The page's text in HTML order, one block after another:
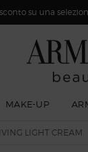
su una
MAKE-UP
LIGHT CREAM